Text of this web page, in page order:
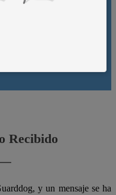
manteniendo
Recibido
y un mensaje se ha